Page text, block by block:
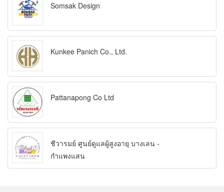
Somsak Design
Kunkee Panich Co., Ltd.
Pattanapong Co Ltd
ชีวารมย์ ศูนย์ดูแลผู้สูงอายุ บางเลน -
กำแพงแสน